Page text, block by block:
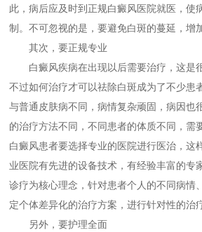
此，病后应及时到正规白癜风医院就医，使
制。不可忽视的是，要避免白斑的蔓延，增
其次，要正规专业
白癜风疾病在出现以后需要治疗，这是很
不过如何治疗才可以祛除白斑成为了不少患
与普通皮肤病不同，病情复杂顽固，病因也
的治疗方法不同，不同患者的体质不同，需
白癜风患者要选择专业的医院进行医治，这
业医院有先进的设备技术，有经验丰富的专
诊疗为核心理念，针对患者个人的不同病情
定个体差异化的治疗方案，进行针对性的治
另外，要护理全面